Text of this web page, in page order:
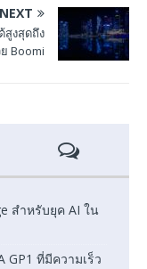
NEXT
สูงสุดถึง
Boomi
สำหรับยุค AI ใน
GP1 ที่มีความเร็ว